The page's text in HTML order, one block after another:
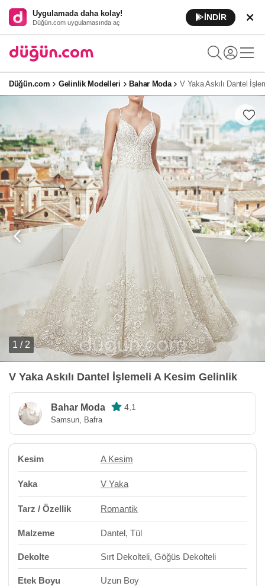
Uygulamada daha kolay!
Düğün.com uygulamasında aç
İNDİR
Düğün.com Gelinlik Modelleri Bahar Moda V Yaka Askılı Dantel
1 / 2
V Yaka Askılı Dantel İşlemeli A Kesim Gelinlik
Bahar Moda 4,1
Samsun, Bafra
Kesim A Kesim
Yaka V Yaka
Tarz / Özellik Romantik
Malzeme Dantel, Tül
Dekolte Sırt Dekolteli, Göğüs Dekolteli
Etek Boyu Uzun Boy